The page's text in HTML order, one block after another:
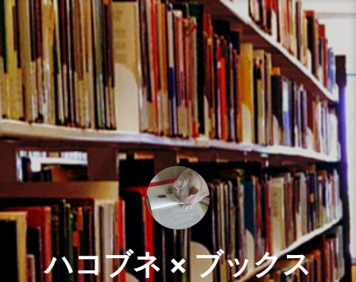
コ
ン
テ
ン
ツ
へ
ス
ッ
ハコブネ × ブックス